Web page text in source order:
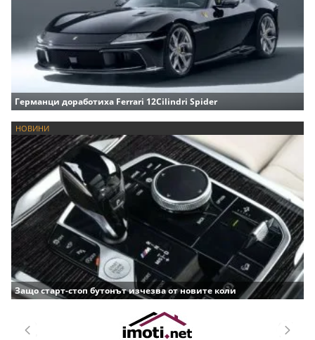
Германци доработиха Ferrari 12Cilindri Spider
НОВИНИ
Защо старт-стоп бутонът изчезва от новите коли